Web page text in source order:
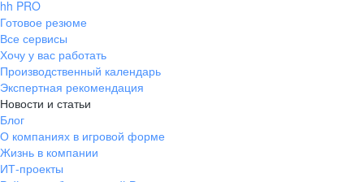
hh PRO
Готовое резюме
Все сервисы
Хочу у вас работать
Производственный календарь
Экспертная рекомендация
Новости и статьи
Блог
О компаниях в игровой форме
Жизнь в компании
ИТ-проекты